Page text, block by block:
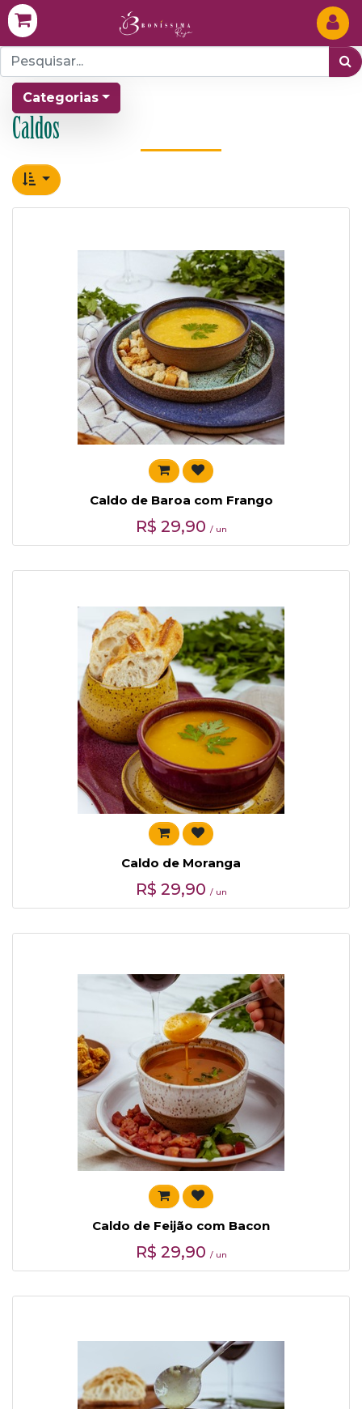
Categorias
Caldos
Caldo de Baroa com Frango
R$ 29,90 / un
Caldo de Moranga
R$ 29,90 / un
Caldo de Feijão com Bacon
R$ 29,90 / un